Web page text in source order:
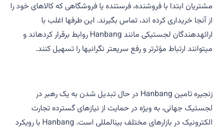
مشتریان ابتدا با فروشنده، فرستنده یا فروشگاهی که کالاهای خود را
از آنجا خریداری کرده اند، تماس بگیرند. این طرفها اغلب با
ارائهدهندگان لجستیکی مانند Hanbang روابط برقرار کردهاند و
میتوانند ارتباط مؤثرتر و رفع سریعتر نگرانیها را تسهیل کنند.
زنجیره تامین Hanbang در حال تبدیل شدن به یک رهبر در
لجستیک جهانی، به ویژه در حمایت از نیازهای گسترده تجارت
الکترونیک در بازارهای مختلف بینالمللی است. Hanbang با رویکرد